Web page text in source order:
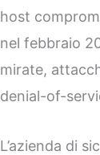
host
nel febbraio
mirate,
denial-of-
L’azienda di